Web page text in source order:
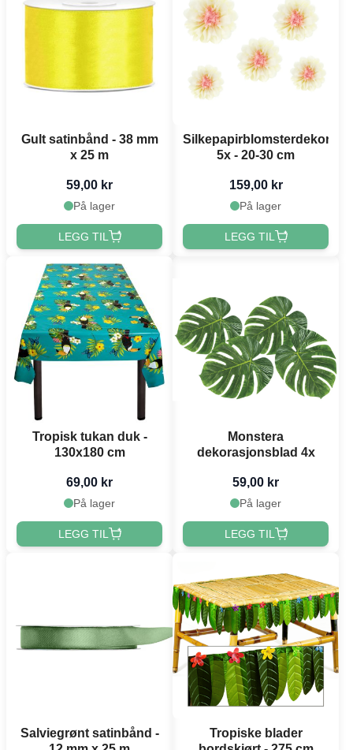
Gult satinbånd - 38 mm
x 25 m
59,00 kr
På lager
LEGG TIL
5x - 20-30 cm
159,00 kr
På lager
LEGG TIL
Tropisk tukan duk -
130x180 cm
69,00 kr
På lager
LEGG TIL
Monstera
dekorasjonsblad 4x
59,00 kr
På lager
LEGG TIL
Salviegrønt satinbånd -
Tropiske blader